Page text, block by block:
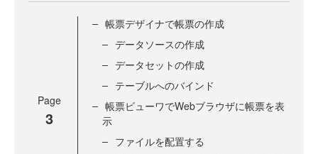
Page
3
帳票デザイナで帳票の作成
データソースの作成
データセットの作成
テーブルへのバインド
帳票ビューワでWebブラウザに帳票を表
示
ファイルを配置する